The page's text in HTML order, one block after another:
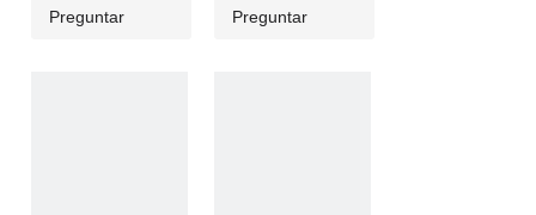
Preguntar Preguntar